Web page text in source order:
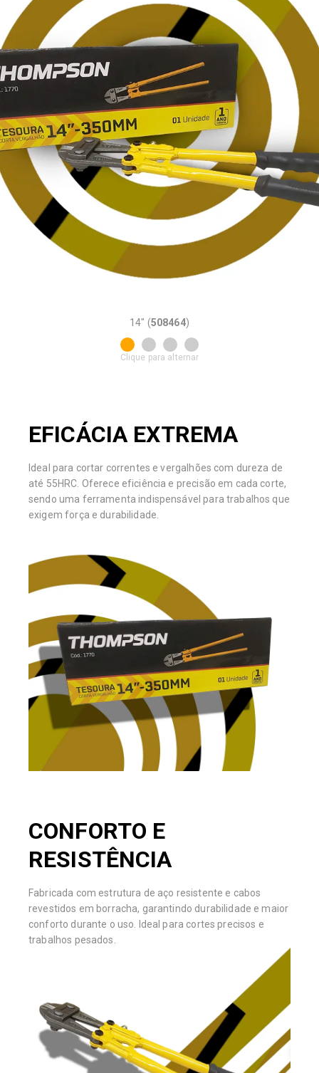
14" (508464)
Clique para alternar
EFICÁCIA EXTREMA
Ideal para cortar correntes e vergalhões com dureza de
até 55HRC. Oferece eficiência e precisão em cada corte,
sendo uma ferramenta indispensável para trabalhos que
exigem força e durabilidade.
CONFORTO E
RESISTÊNCIA
Fabricada com estrutura de aço resistente e cabos
revestidos em borracha, garantindo durabilidade e maior
conforto durante o uso. Ideal para cortes precisos e
trabalhos pesados.